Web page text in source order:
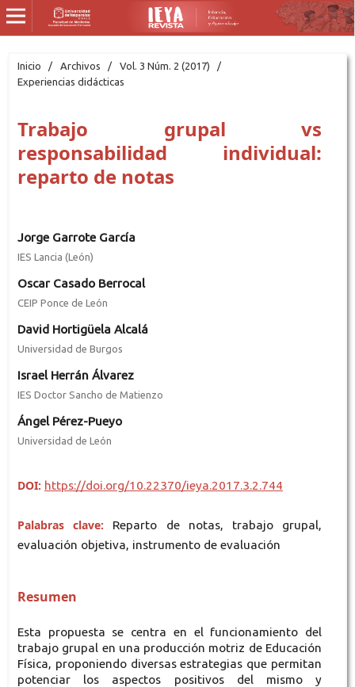
Inicio / Archivos / Vol. 3 Núm. 2 (2017)
/
Experiencias didácticas
Trabajo grupal vs
responsabilidad individual:
reparto de notas
Jorge Garrote García
IES Lancia (León)
Oscar Casado Berrocal
CEIP Ponce de León
David Hortigüela Alcalá
Universidad de Burgos
Israel Herrán Álvarez
IES Doctor Sancho de Matienzo
Ángel Pérez-Pueyo
Universidad de León
DOI: https://doi.org/10.22370/ieya.2017.3.2.744
Palabras clave: Reparto de notas, trabajo grupal,
evaluación objetiva, instrumento de evaluación
Resumen
Esta propuesta se centra en el funcionamiento del
trabajo grupal en una producción motriz de Educación
Física, proponiendo diversas estrategias que permitan
potenciar los aspectos positivos del mismo y